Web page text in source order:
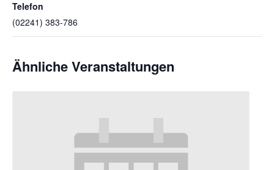
Telefon
(02241) 383-786
Ähnliche Veranstaltungen